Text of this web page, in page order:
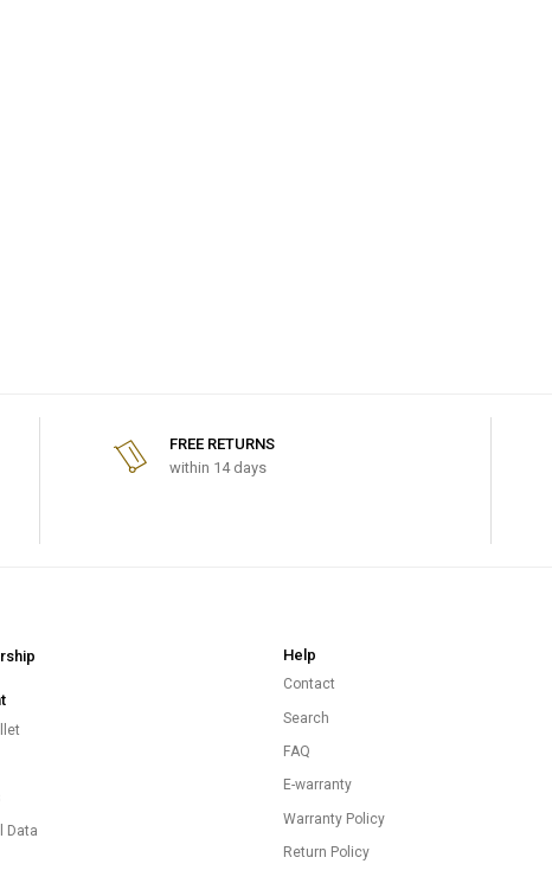
FREE RETURNS
within 14 days
Data
Help
Contact
Search
FAQ
E-warranty
Warranty Policy
Return Policy